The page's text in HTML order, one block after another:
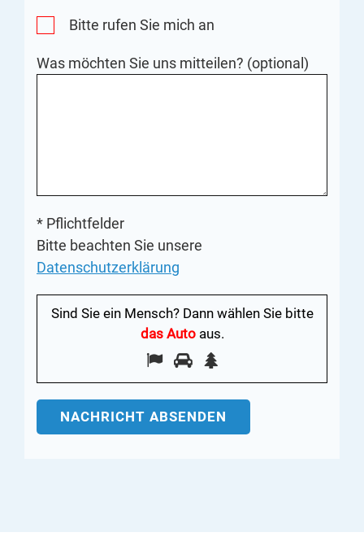
Bitte rufen Sie mich an
Was möchten Sie uns mitteilen? (optional)
* Pflichtfelder
Bitte beachten Sie unsere
Datenschutzerklärung
Sind Sie ein Mensch? Dann wählen Sie bitte
das Autoaus.
Sind
ein
Mensch?
1 2